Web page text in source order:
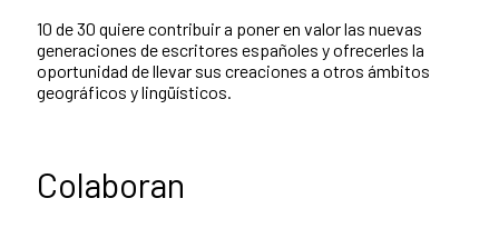
10 de 30 quiere contribuir a poner en valor las nuevas
generaciones de escritores españoles y ofrecerles la
oportunidad de llevar sus creaciones a otros ámbitos
geográficos y lingüísticos.
Colaboran